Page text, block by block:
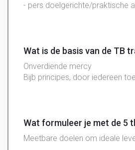
- pers doelgerichte/praktische
Wat is de basis van de TB
Onverdiende mercy
Bijb principes, door iedereen
Wat formuleer je met de 5
Meetbare doelen om ideale